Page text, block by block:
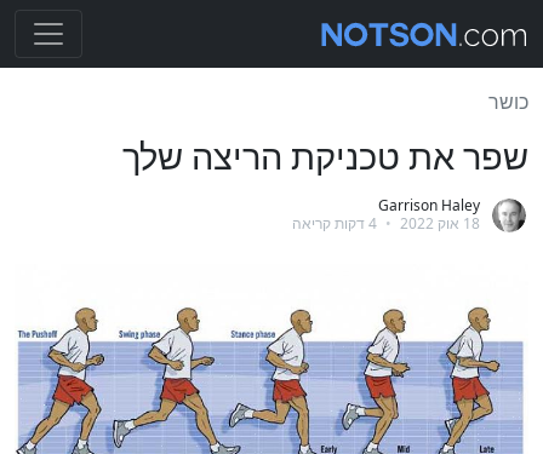
כושר
שפר את טכניקת הריצה שלך
Garrison Haley
18 אוק 2022
•